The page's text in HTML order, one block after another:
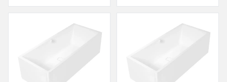
160x75x60cm,
biały/czarny
wolnostojąca
przyścienna
165x75x63cm, biały